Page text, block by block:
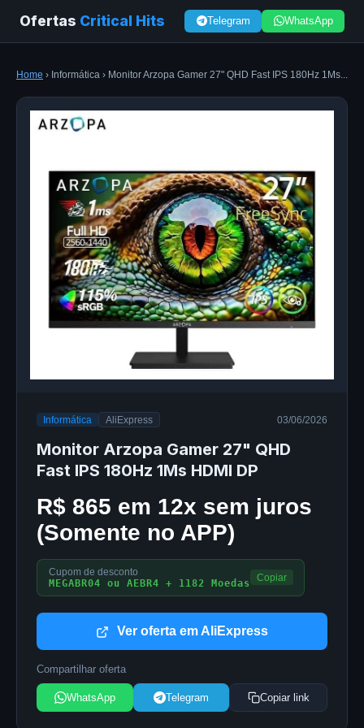
Ofertas Critical Hits Telegram WhatsApp
Home › Informática › Monitor Arzopa Gamer 27" QHD Fast IPS 180Hz 1Ms...
Informática AliExpress 03/06/2026
Monitor Arzopa Gamer 27" QHD
Fast IPS 180Hz 1Ms HDMI DP
R$ 865 em 12x sem juros
(Somente no APP)
Cupom de desconto
MEGABR04 ou AEBR4 + 1182 Moedas
Copiar
Ver oferta em AliExpress
Compartilhar oferta
WhatsApp Telegram Copiar link